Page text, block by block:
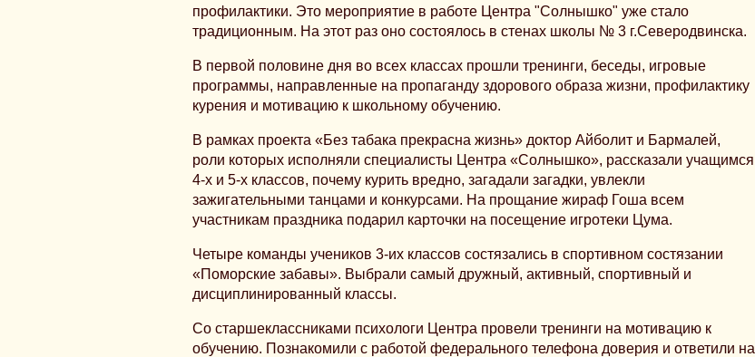
профилактики. Это мероприятие в работе Центра "Солнышко" уже стало
традиционным. На этот раз оно состоялось в стенах школы № 3 г.Северодвинска.
В первой половине дня во всех классах прошли тренинги, беседы, игровые
программы, направленные на пропаганду здорового образа жизни, профилактику
курения и мотивацию к школьному обучению.
В рамках проекта «Без табака прекрасна жизнь» доктор Айболит и Бармалей,
роли которых исполняли специалисты Центра «Солнышко», рассказали учащимся
4-х и 5-х классов, почему курить вредно, загадали загадки, увлекли
зажигательными танцами и конкурсами. На прощание жираф Гоша всем
участникам праздника подарил карточки на посещение игротеки Цума.
Четыре команды учеников 3-их классов состязались в спортивном состязании
«Поморские забавы». Выбрали самый дружный, активный, спортивный и
дисциплинированный классы.
Со старшеклассниками психологи Центра провели тренинги на мотивацию к
обучению. Познакомили с работой федерального телефона доверия и ответили на